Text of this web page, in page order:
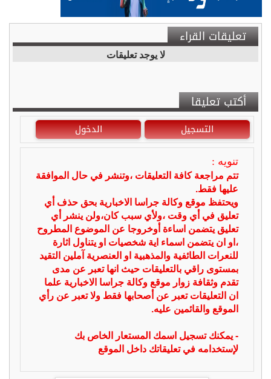
تعليقات القراء
لا يوجد تعليقات
أكتب تعليقا
التسجيل الدخول
تنويه :
تتم مراجعة كافة التعليقات ،وتنشر في حال الموافقة
عليها فقط.
ويحتفظ موقع وكالة جراسا الاخبارية بحق حذف أي
تعليق في أي وقت ،ولأي سبب كان،ولن ينشر أي
تعليق يتضمن اساءة أوخروجا عن الموضوع المطروح
،او ان يتضمن اسماء اية شخصيات او يتناول اثارة
للنعرات الطائفية والمذهبية او العنصرية آملين التقيد
بمستوى راقي بالتعليقات حيث انها تعبر عن مدى
تقدم وثقافة زوار موقع وكالة جراسا الاخبارية علما
ان التعليقات تعبر عن أصحابها فقط ولا تعبر عن رأي
الموقع والقائمين عليه.
- يمكنك تسجيل اسمك المستعار الخاص بك
لإستخدامه في تعليقاتك داخل الموقع